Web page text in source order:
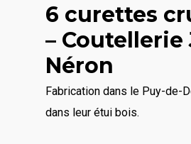
6 curettes
– Coutellerie
Néron
Fabrication dans le Puy-de-
dans leur étui bois.